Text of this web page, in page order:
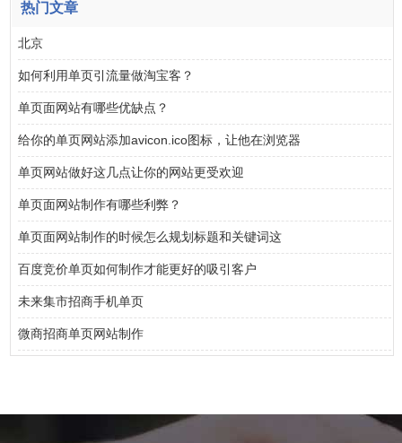
热门文章
北京
如何利用单页引流量做淘宝客？
单页面网站有哪些优缺点？
给你的单页网站添加avicon.ico图标，让他在浏览器
单页网站做好这几点让你的网站更受欢迎
单页面网站制作有哪些利弊？
单页面网站制作的时候怎么规划标题和关键词这
百度竞价单页如何制作才能更好的吸引客户
未来集市招商手机单页
微商招商单页网站制作